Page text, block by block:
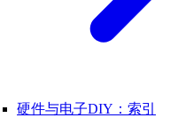
硬件与电子DIY：索引